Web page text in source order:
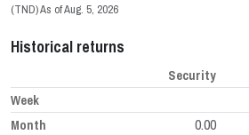
(TND) As of Aug. 5, 2026
Historical returns
Security
Week
Month 0.00